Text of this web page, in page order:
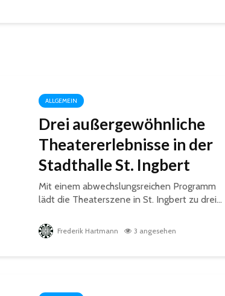
ALLGEMEIN
Drei außergewöhnliche
Theatererlebnisse in der
Stadthalle St. Ingbert
Mit einem abwechslungsreichen Programm
lädt die Theaterszene in St. Ingbert zu drei...
Frederik Hartmann 3 angesehen